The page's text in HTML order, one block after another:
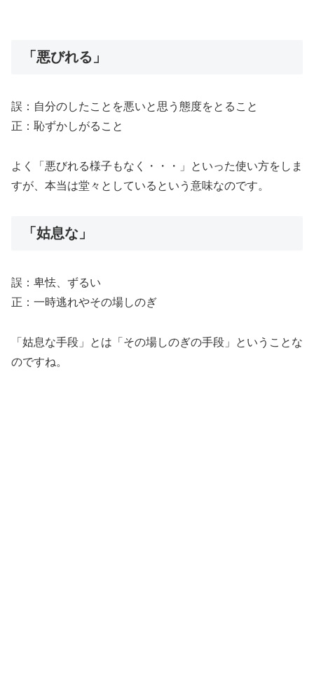
「悪びれる」
誤：自分のしたことを悪いと思う態度をとること
正：恥ずかしがること
よく「悪びれる様子もなく・・・」といった使い方をしま
すが、本当は堂々としているという意味なのです。
「姑息な」
誤：卑怯、ずるい
正：一時逃れやその場しのぎ
「姑息な手段」とは「その場しのぎの手段」ということな
のですね。